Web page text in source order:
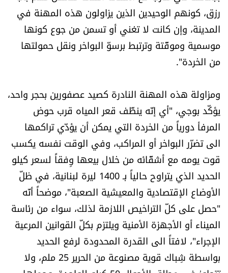
منوّعات
حظّك اليوم
فيديو
من نحن
للتواصل معنا
شروط الاستخدام
شروط الإشتراك
Digital solutions by
رزق، كونهم الوحيدين الذين يزاولون هذه المهنة في
المدينة، وإن كانت لا تغني أو تسمن من جوع كونها
موسمية وموقّتة وترتبط برسوّ البواخر ونقل حمولتها
من الخردة".
ومزاولة هذه المهنة النادرة كصيد عصفورين بحجر واحد،
يؤكّد بوجي، "أي إنّه ينظّف قعر المياه قرب حوض
المرفأ دورياً من الخردة التي يمكن أن يؤدّي تراكمها
الى تضرّر البواخر أو المراكب، وفي الوقت نفسه يكسب
قوت يومه مع أشقّائه من خلال بيعها وِفقاً لسعر كيلو
الحديد الذي يتراوح حالياً بـ 1400 ليرة لبنانية، في ظلّ
الأوضاع الإقتصادية والمعيشية الصعبة"، موضحاً أنّه
"حصل على كلّ التراخيص اللازمة لذلك، سواء من رئاسة
الميناء أو الأجهزة الأمنية ويلتزم بكلّ القوانين المرعية
الإجراء"، لافتاً الى القدرة المحدودة لرفع الحديد
بواسطة شِباك قوية مصنوعة من الحرير 25 ملم، ولا